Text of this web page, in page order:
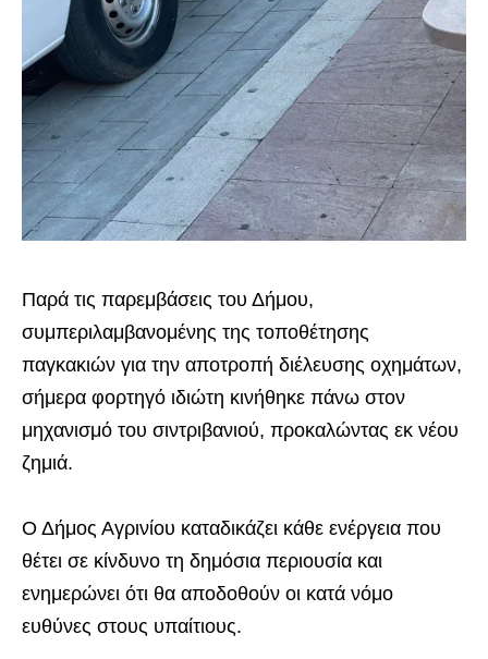
Παρά τις παρεμβάσεις του Δήμου,
συμπεριλαμβανομένης της τοποθέτησης
παγκακιών για την αποτροπή διέλευσης οχημάτων,
σήμερα φορτηγό ιδιώτη κινήθηκε πάνω στον
μηχανισμό του σιντριβανιού, προκαλώντας εκ νέου
ζημιά.
Ο Δήμος Αγρινίου καταδικάζει κάθε ενέργεια που
θέτει σε κίνδυνο τη δημόσια περιουσία και
ενημερώνει ότι θα αποδοθούν οι κατά νόμο
ευθύνες στους υπαίτιους.